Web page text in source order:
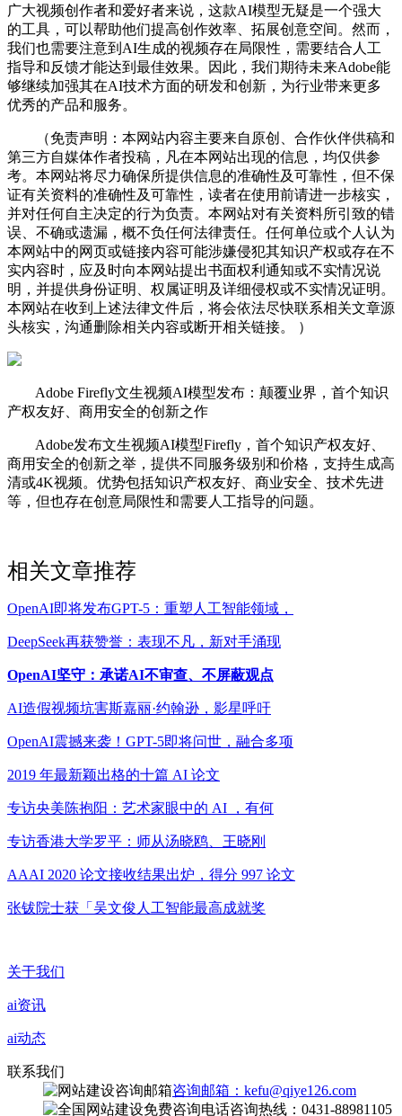
广大视频创作者和爱好者来说，这款AI模型无疑是一个强大
的工具，可以帮助他们提高创作效率、拓展创意空间。然而，
我们也需要注意到AI生成的视频存在局限性，需要结合人工
指导和反馈才能达到最佳效果。因此，我们期待未来Adobe能
够继续加强其在AI技术方面的研发和创新，为行业带来更多
优秀的产品和服务。
（免责声明：本网站内容主要来自原创、合作伙伴供稿和
第三方自媒体作者投稿，凡在本网站出现的信息，均仅供参
考。本网站将尽力确保所提供信息的准确性及可靠性，但不保
证有关资料的准确性及可靠性，读者在使用前请进一步核实，
并对任何自主决定的行为负责。本网站对有关资料所引致的错
误、不确或遗漏，概不负任何法律责任。任何单位或个人认为
本网站中的网页或链接内容可能涉嫌侵犯其知识产权或存在不
实内容时，应及时向本网站提出书面权利通知或不实情况说
明，并提供身份证明、权属证明及详细侵权或不实情况证明。
本网站在收到上述法律文件后，将会依法尽快联系相关文章源
头核实，沟通删除相关内容或断开相关链接。 ）
Adobe Firefly文生视频AI模型发布：颠覆业界，首个知识
产权友好、商用安全的创新之作
Adobe发布文生视频AI模型Firefly，首个知识产权友好、
商用安全的创新之举，提供不同服务级别和价格，支持生成高
清或4K视频。优势包括知识产权友好、商业安全、技术先进
等，但也存在创意局限性和需要人工指导的问题。
相关文章推荐
OpenAI即将发布GPT-5：重塑人工智能领域，
DeepSeek再获赞誉：表现不凡，新对手涌现
OpenAI坚守：承诺AI不审查、不屏蔽观点
AI造假视频坑害斯嘉丽·约翰逊，影星呼吁
OpenAI震撼来袭！GPT-5即将问世，融合多项
2019 年最新颖出格的十篇 AI 论文
专访央美陈抱阳：艺术家眼中的 AI ，有何
专访香港大学罗平：师从汤晓鸥、王晓刚
AAAI 2020 论文接收结果出炉，得分 997 论文
张钹院士获「吴文俊人工智能最高成就奖
关于我们
ai资讯
ai动态
联系我们
咨询邮箱：kefu@qiye126.com
咨询热线：0431-88981105